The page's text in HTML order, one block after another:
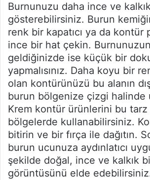
Burnunuzu daha ince ve
gösterebilirsiniz. Burun
renk bir kapatıcı ya da kontür
ince bir hat çekin.
geldiğinizde ise küçük bir
yapmalısınız. Daha koyu bir
olan kontürünüzü bu alanın
burun bölgenize çizgi halinde
Krem kontür ürünlerini bu
bölgelerde kullanabilirsiniz.
bitirin ve bir fırça ile dağıtın.
burun ucunuza aydınlatıcı
şekilde doğal, ince ve kalkık
görüntüsünü elde